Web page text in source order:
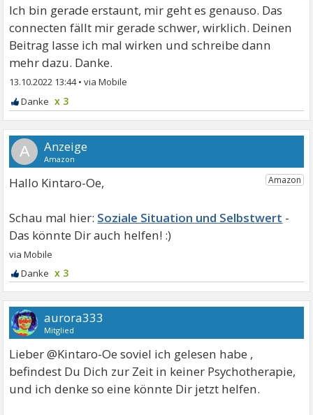
Ich bin gerade erstaunt, mir geht es genauso. Das
connecten fällt mir gerade schwer, wirklich. Deinen
Beitrag lasse ich mal wirken und schreibe dann
mehr dazu. Danke.
13.10.2022 13:44•
x 3
A
Hallo Kintaro-Oe,
Soziale Situation und Selbstwert
x 3
aurora333
Mitglied
Lieber @Kintaro-Oe soviel ich gelesen habe ,
befindest Du Dich zur Zeit in keiner Psychotherapie,
und ich denke so eine könnte Dir jetzt helfen.